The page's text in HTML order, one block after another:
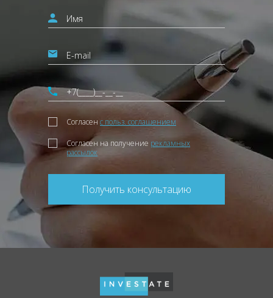
Согласен с польз. соглашением
Согласен на получение рекламных
рассылок
Получить консультацию